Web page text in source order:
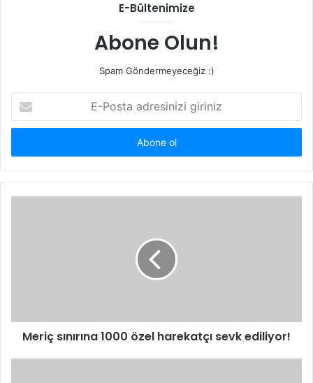
E-Bültenimize
Abone Olun!
Spam Göndermeyeceğiz :)
Posta
adresinizi
Meriç sınırına 1000 özel harekatçı sevk ediliyor!